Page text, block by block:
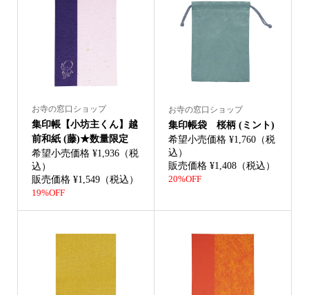
お寺の窓口ショップ
集印帳【小坊主くん】越
前和紙 (藤)★数量限定
希望小売価格 ¥1,936（税
込）
販売価格 ¥1,549（税込）
19%OFF
お寺の窓口ショップ
集印帳袋 桜柄 (ミント)
希望小売価格 ¥1,760（税
込）
販売価格 ¥1,408（税込）
20%OFF